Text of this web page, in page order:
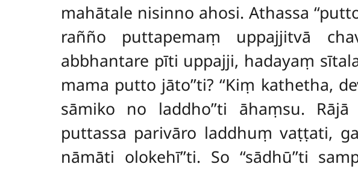
mahātale nisinno ahosi. Athassa
rañño puttapemaṃ uppajjitvā
abbhantare pīti uppajji, hadayaṃ
mama putto jāto’’ti? ‘‘Kiṃ kathetha,
sāmiko no laddho’’ti āhaṃsu. Rājā
puttassa parivāro laddhuṃ vaṭṭati,
nāmāti olokehī’’ti. So ‘‘sādhū’’ti